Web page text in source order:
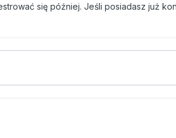
się później. Jeśli posiadasz już